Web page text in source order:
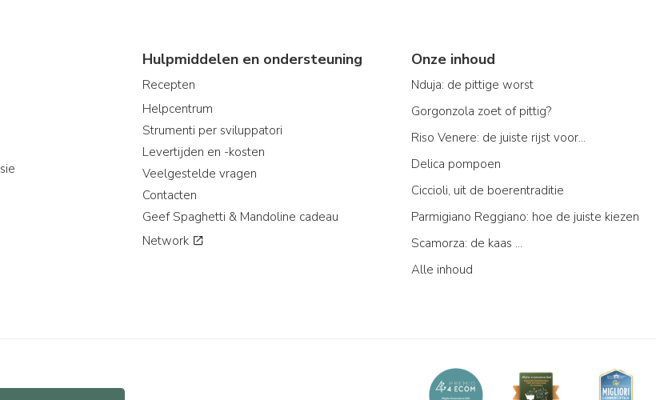
Hulpmiddelen en ondersteuning
Recepten
Helpcentrum
Strumenti per sviluppatori
Levertijden en -kosten
Veelgestelde vragen
Contacten
Geef Spaghetti & Mandoline cadeau
Network
Onze inhoud
Nduja: de pittige worst
Gorgonzola zoet of pittig?
Riso Venere: de juiste rijst voor...
Delica pompoen
Ciccioli, uit de boerentraditie
Parmigiano Reggiano: hoe de juiste kiezen
Scamorza: de kaas ...
Alle inhoud